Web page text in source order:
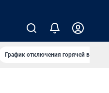
График отключения горячей воды в